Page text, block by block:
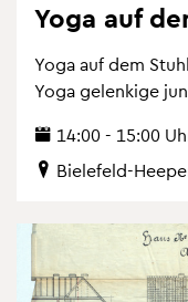
Yoga auf
Yoga auf dem
Yoga ge­len­ki­ge
14:00 - 15:00
Bie­le­feld-